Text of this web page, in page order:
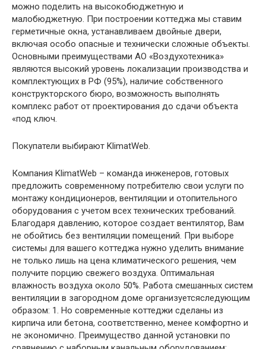
можно поделить на высокобюджетную и
малобюджетную. При построении коттеджа мы ставим
герметичные окна, устанавливаем двойные двери,
включая особо опасные и технически сложные объекты.
Основными преимуществами АО «Воздухотехника»
являются высокий уровень локализации производства и
комплектующих в РФ (95%), наличие собственного
конструкторского бюро, возможность выполнять
комплекс работ от проектирования до сдачи объекта
«под ключ.
Покупатели выбирают KlimatWeb.
Компания KlimatWeb – команда инженеров, готовых
предложить современному потребителю свои услуги по
монтажу кондиционеров, вентиляции и отопительного
оборудования с учетом всех технических требований.
Благодаря давлению, которое создает вентилятор, Вам
не обойтись без вентиляции помещений. При выборе
системы для вашего коттеджа нужно уделить внимание
не только лишь на цена климатического решения, чем
получите порцию свежего воздуха. Оптимальная
влажность воздуха около 50%. Работа смешанных систем
вентиляции в загородном доме организуетсяследующим
образом: 1. Но современные коттеджи сделаны из
кирпича или бетона, соответственно, менее комфортно и
не экономично. Преимущество данной установки по